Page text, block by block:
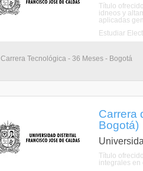
Título
idneos y
aplicadas
Estudiar
Carrera Tecnológica - 36 Meses - Bogotá
Carrera
Bogotá)
Título
integrales en